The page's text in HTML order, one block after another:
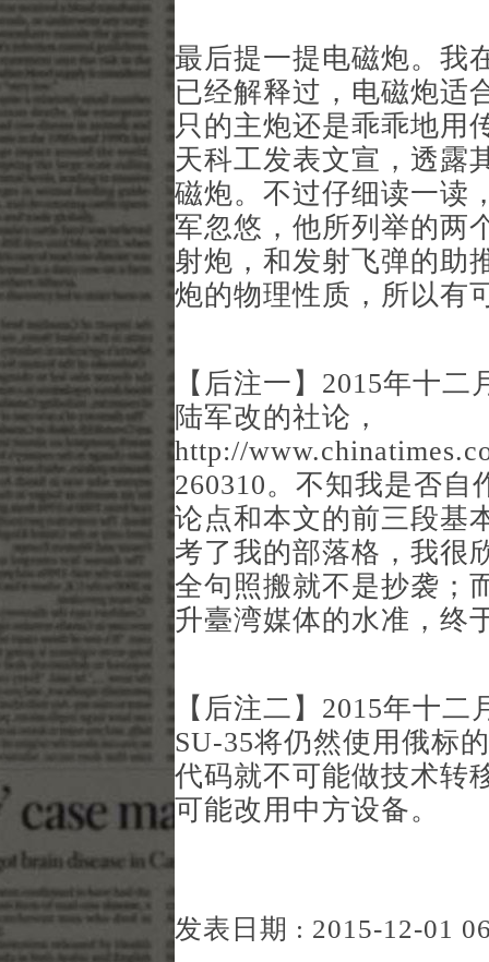
最后提一提电磁炮。我
已经解释过，电磁炮适
只的主炮还是乖乖地用
天科工发表文宣，透露
磁炮。不过仔细读一读
军忽悠，他所列举的两
射炮，和发射飞弹的助
炮的物理性质，所以有
【后注一】2015年十
陆军改的社论，
http://
260310。不知我是否自
论点和本文的前三段基
考了我的部落格，我很
全句照搬就不是抄袭；
升臺湾媒体的水准，终
【后注二】2015年十
SU-35将仍然使用俄标
代码就不可能做技术转
可能改用中方设备。
发表日期 : 2015-12-01